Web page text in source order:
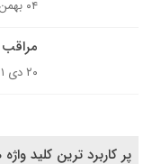
۰۴ بهمن ۱۳۹۱
۲۰ دی ۱۳۹۱
پر کاربرد ترین کلید واژه